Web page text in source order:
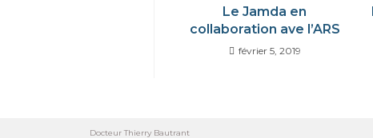
Le Jamda en
collaboration ave l’ARS
février 5, 2019
Docteur Thierry Bautrant